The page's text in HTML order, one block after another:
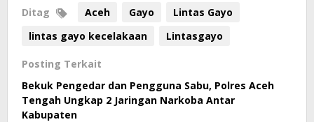
Ditag Aceh Gayo
Lintas Gayo
lintas gayo kecelakaan
Lintasgayo
Posting Terkait
Bekuk Pengedar dan Pengguna Sabu, Polres Aceh
Tengah Ungkap 2 Jaringan Narkoba Antar
Kabupaten